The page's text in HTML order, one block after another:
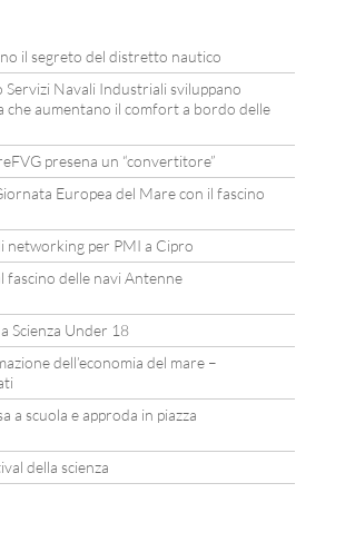
il segreto del distretto nautico
Navali Industriali sviluppano
che aumentano il comfort a bordo delle
presena un “convertitore”
Europea del Mare con il fascino
networking per PMI a Cipro
delle navi Antenne
Scienza Under 18
dell’economia del mare –
a scuola e approda in piazza
della scienza